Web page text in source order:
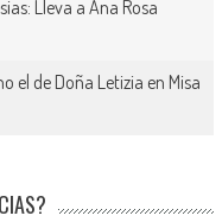
Lleva a Ana Rosa
el de Doña Letizia en Misa